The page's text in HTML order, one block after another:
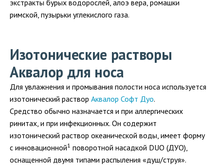
экстракты бурых водорослей, алоэ вера, ромашки
римской, пузырьки углекислого газа.
Изотонические растворы
Аквалор для носа
Для увлажнения и промывания полости носа используется
изотонический раствор Аквалор Софт Дуо.
Средство обычно назначается и при аллергических
ринитах, и при инфекционных. Он содержит
изотонический раствор океанической воды, имеет форму
с инновационной1 поворотной насадкой DUO (ДУО),
оснащенной двумя типами распыления «душ/струя».